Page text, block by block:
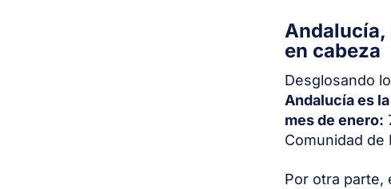
Andalucía,
en cabeza
Desglosando
Andalucía es
mes de enero:
Comunidad de
Por otra parte,